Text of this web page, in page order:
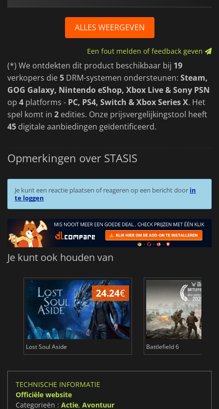
ALLES WEERGEVEN
Een fout melden of feedback geven
(*) We ontdekten dit product beschikbaar bij 19
verkopers die5 DRM-systemen ondersteunen: Steam,
GOG Galaxy, Nintendo eShop, Xbox Live & Sony PSN
op 4 platforms - PC, PS4, Switch & Xbox Series X. Het
spel komt in 2 edities. Onze prijsvergelijkingstool heeft
45 digitale aanbiedingen geïdentificeerd.
Opmerkingen over STASIS
Je kunt een reactie plaatsen of reageren op een bericht door in
te loggen
Je kunt ook houden van
24.24€
Lost Soul Aside Battlefield 6
TECHNISCHE INFORMATIE
Officiële website
Categorieën : Actie, Avontuur